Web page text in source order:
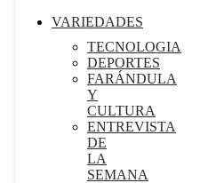
VARIEDADES
TECNOLOGIA
DEPORTES
FARÁNDULA
Y
CULTURA
ENTREVISTA
DE
LA
SEMANA